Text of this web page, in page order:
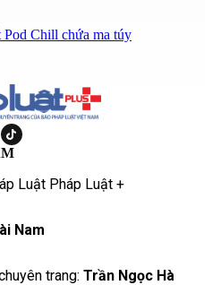
Pod Chill chứa ma túy
Luật Pháp Luật +
Nam
trang: Trần Ngọc Hà